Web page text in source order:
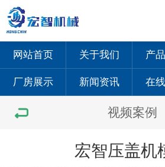
网站首页 关于我们 产
厂房展示 新闻资讯 在
视频案例
宏智压盖机